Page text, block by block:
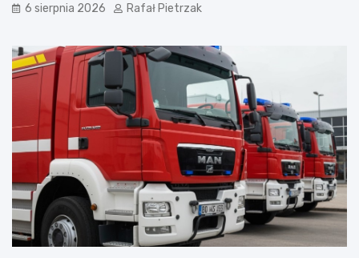
6 sierpnia 2026 Rafał Pietrzak